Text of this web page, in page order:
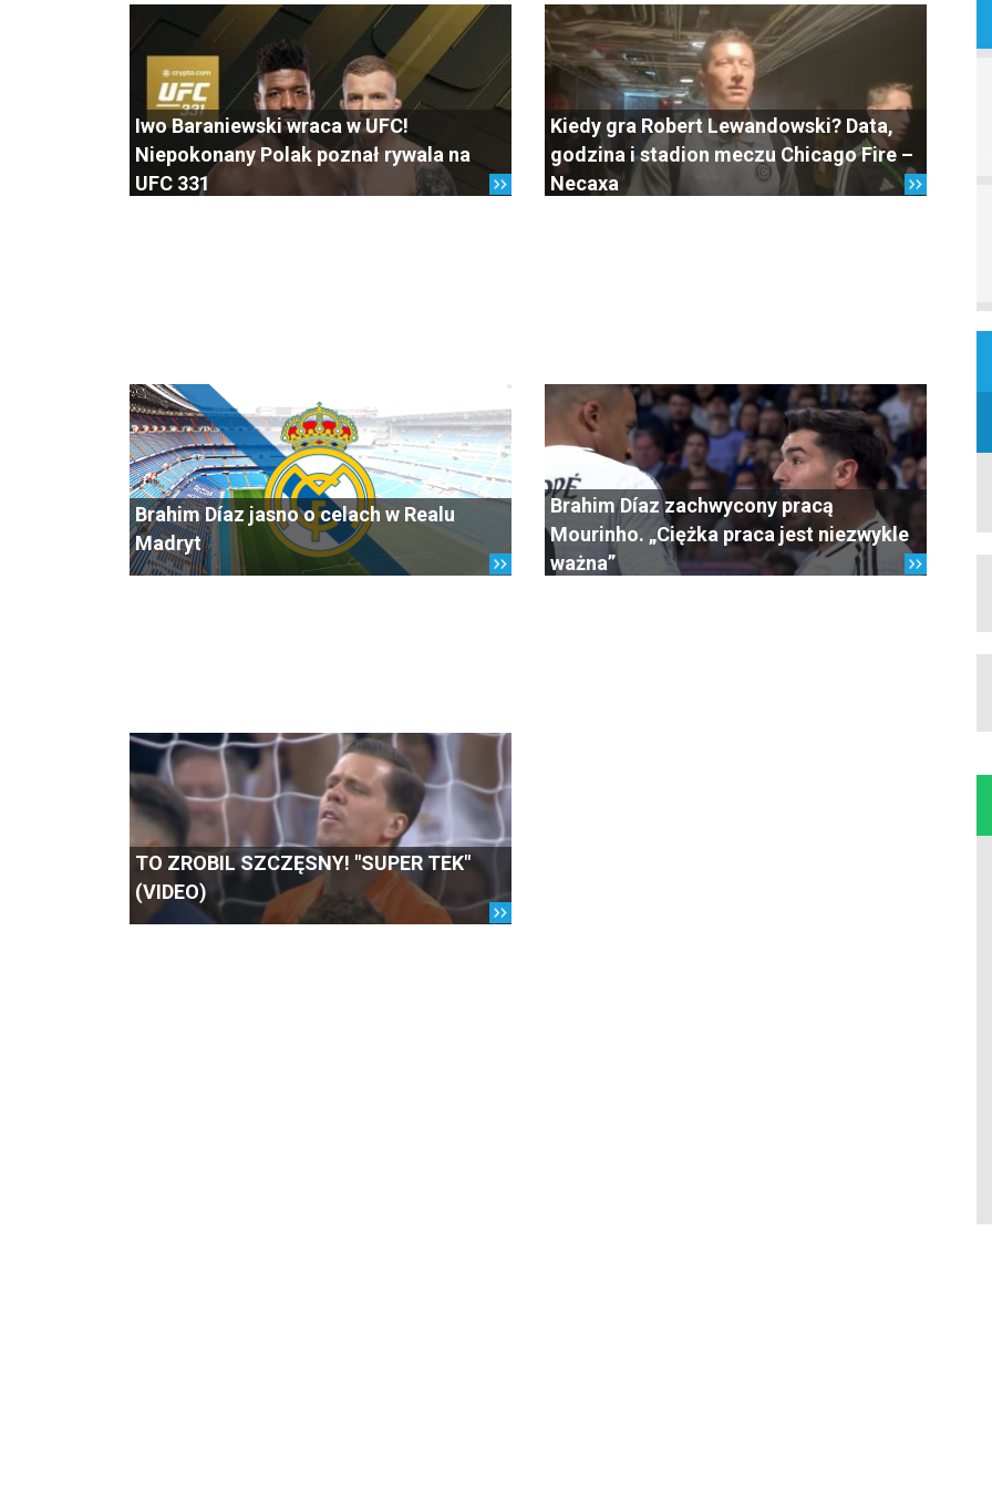
Iwo Baraniewski wraca w UFC!
Niepokonany Polak poznał rywala na
UFC 331
Kiedy gra Robert Lewandowski? Data,
godzina i stadion meczu Chicago Fire –
Necaxa
Brahim Díaz jasno o celach w Realu
Madryt
Brahim Díaz zachwycony pracą
Mourinho. „Ciężka praca jest niezwykle
ważna”
TO ZROBIL SZCZĘSNY! "SUPER TEK"
(VIDEO)